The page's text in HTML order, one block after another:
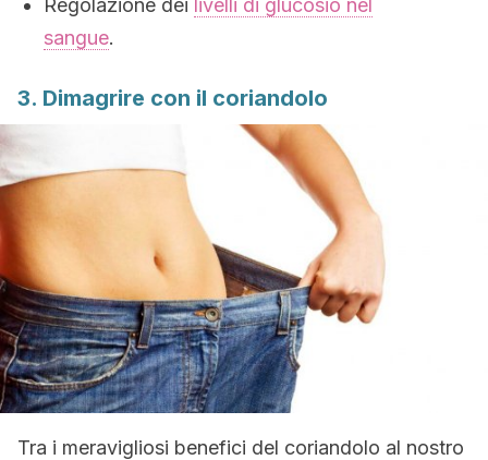
Regolazione dei livelli di glucosio nel
sangue.
3. Dimagrire con il coriandolo
Tra i meravigliosi benefici del coriandolo al nostro